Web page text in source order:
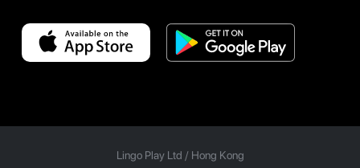
Lingo Play Ltd / Hong Kong